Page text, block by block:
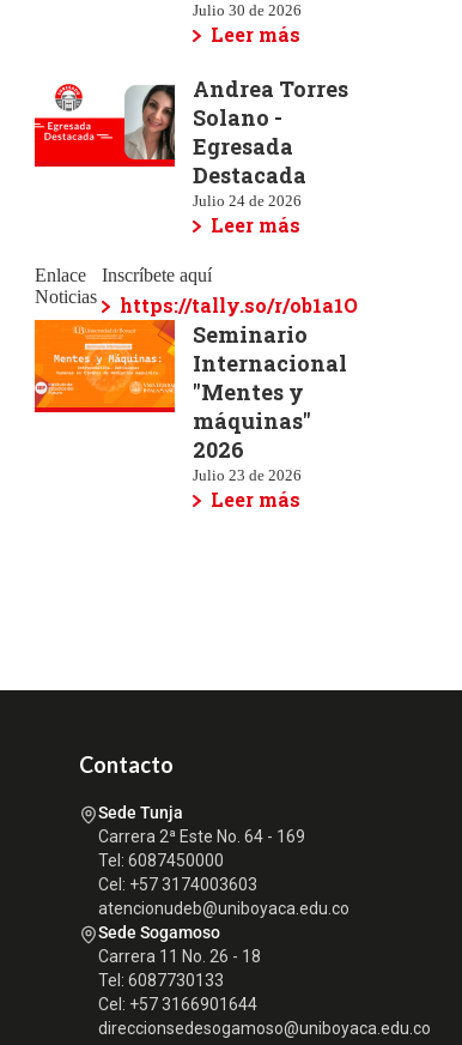
Julio 30 de 2026
Leer más
Andrea Torres
Solano -
Egresada
Destacada
Julio 24 de 2026
Leer más
Enlace
Noticias
Inscríbete aquí
https://tally.so/r/ob1a1O
Seminario
Internacional
"Mentes y
máquinas"
2026
Julio 23 de 2026
Leer más
Contacto
Sede Tunja
Carrera 2ª Este No. 64 - 169
Tel: 6087450000
Cel: +57 3174003603
atencionudeb@uniboyaca.edu.co
Sede Sogamoso
Carrera 11 No. 26 - 18
Tel: 6087730133
Cel: +57 3166901644
direccionsedesogamoso@uniboyaca.edu.co